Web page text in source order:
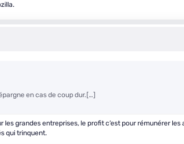
en cas de coup dur.[…]
les grandes entreprises, le profit c’est pour rémunérer
qui trinquent.